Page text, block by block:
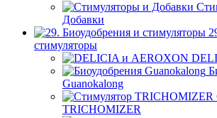
Добавки
стимуляторы
Guanokalong
TRICHOMIZER